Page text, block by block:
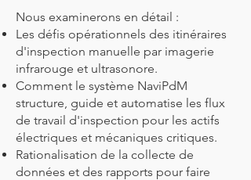
Nous examinerons en détail :
Les défis opérationnels des itinéraires
d'inspection manuelle par imagerie
infrarouge et ultrasonore.
Comment le système NaviPdM
structure, guide et automatise les flux
de travail d'inspection pour les actifs
électriques et mécaniques critiques.
Rationalisation de la collecte de
données et des rapports pour faire